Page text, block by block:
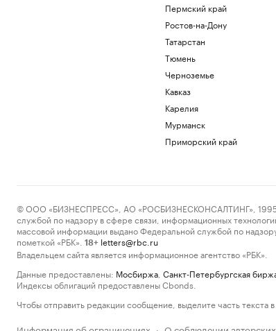
Пермский край
Ростов-на-Дону
Татарстан
Тюмень
Черноземье
Кавказ
Карелия
Мурманск
Приморский край
© ООО «БИЗНЕСПРЕСС», АО «РОСБИЗНЕСКОНСАЛТИНГ»,
службой по надзору в сфере связи, информационных
массовой информации выдано Федеральной службой по
пометкой «РБК».
18+ letters@rbc.ru
Владельцем сайта является информационное агентство «РБК».
Данные предоставлены: Мосбиржа Санкт-Петербургская
Индексы облигаций предоставлены Cbonds.
Чтобы отправить редакции сообщение, выделите часть текста